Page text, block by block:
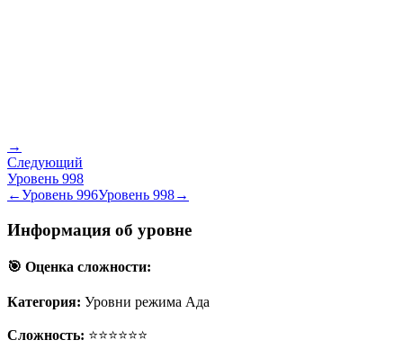
→
Следующий
Уровень 998
←Уровень 996Уровень 998→
Информация об уровне
🎯 Оценка сложности:
Категория: Уровни режима Ада
Сложность: ⭐⭐⭐⭐⭐⭐